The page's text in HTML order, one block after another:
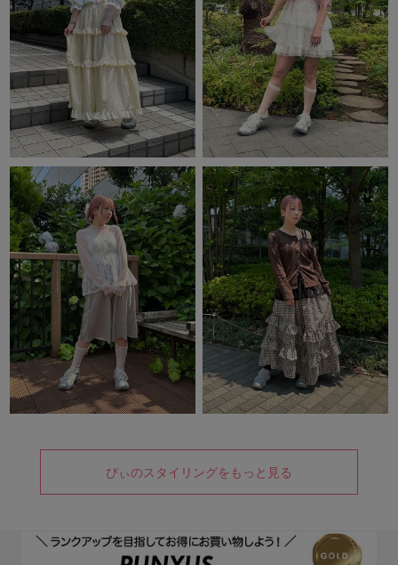
ぴぃのスタイリングをもっと見る